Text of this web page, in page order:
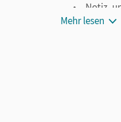
Notiz-
Mehr lesen